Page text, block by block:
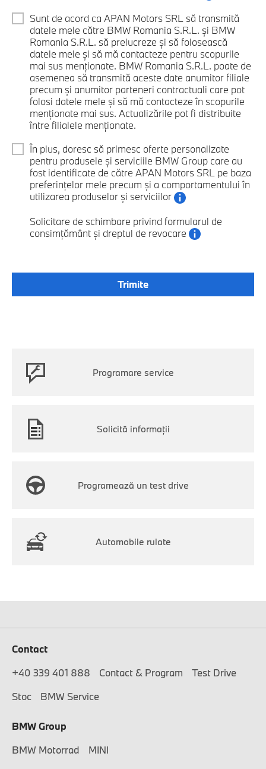
Sunt de acord ca APAN Motors SRL să transmită
datele mele către BMW Romania S.R.L. și BMW
Romania S.R.L. să prelucreze și să folosească
datele mele și să mă contacteze pentru scopurile
mai sus menționate. BMW Romania S.R.L. poate de
asemenea să transmită aceste date anumitor filiale
precum și anumitor parteneri contractuali care pot
folosi datele mele și să mă contacteze în scopurile
menționate mai sus. Actualizările pot fi distribuite
între filialele menționate.
În plus, doresc să primesc oferte personalizate
pentru produsele și serviciile BMW Group care au
fost identificate de către APAN Motors SRL pe baza
preferințelor mele precum și a comportamentului în
utilizarea produselor și serviciilor
Solicitare de schimbare privind formularul de
consimțământ și dreptul de revocare
Programare service
Solicită informații
Programează un test drive
Automobile rulate
Contact
+40 339 401 888
Contact & Program
Test Drive
Stoc
BMW Service
BMW Group
BMW Motorrad
MINI